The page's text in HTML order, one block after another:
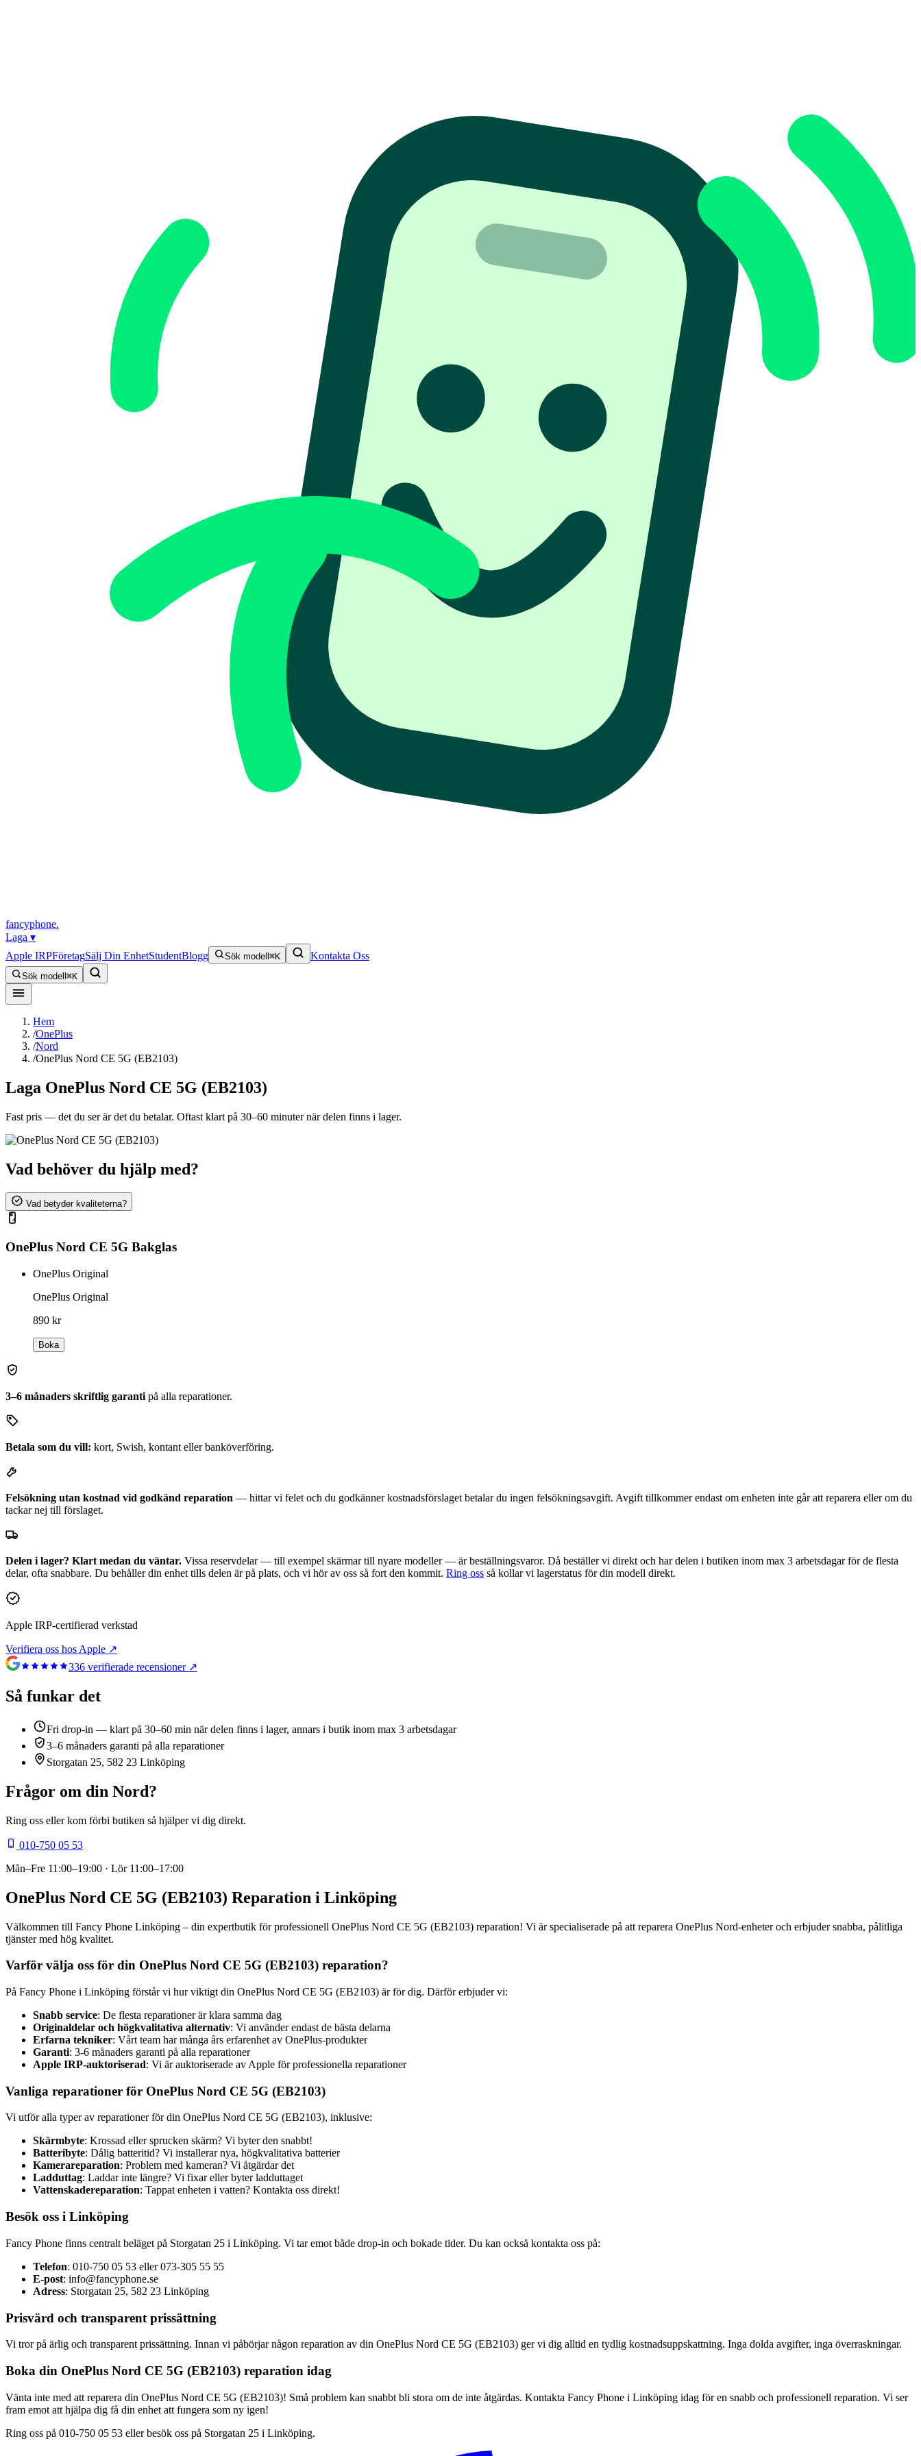
fancyphone.
Laga ▾
Apple IRPFöretagSälj Din EnhetStudentBlogg Sök modell ⌘K Kontakta Oss
Sök modell ⌘K
Hem
/OnePlus
/Nord
/OnePlus Nord CE 5G (EB2103)
Laga OnePlus Nord CE 5G (EB2103)
Fast pris — det du ser är det du betalar. Oftast klart på 30–60 minuter när delen finns i lager.
Vad behöver du hjälp med?
Vad betyder kvaliteterna?
OnePlus Nord CE 5G Bakglas
OnePlus Original
OnePlus Original
890 kr
Boka
3–6 månaders skriftlig garanti på alla reparationer.
Betala som du vill: kort, Swish, kontant eller banköverföring.
Felsökning utan kostnad vid godkänd reparation — hittar vi felet och du godkänner kostnadsförslaget betalar du ingen felsökningsavgift. Avgift tillkommer endast om enheten inte går att reparera eller om du
tackar nej till förslaget.
Delen i lager? Klart medan du väntar. Vissa reservdelar — till exempel skärmar till nyare modeller — är beställningsvaror. Då beställer vi direkt och har delen i butiken inom max 3 arbetsdagar för de flesta
delar, ofta snabbare. Du behåller din enhet tills delen är på plats, och vi hör av oss så fort den kommit. Ring oss så kollar vi lagerstatus för din modell direkt.
Apple IRP-certifierad verkstad
Verifiera oss hos Apple ↗
336 verifierade recensioner ↗
Så funkar det
Fri drop-in — klart på 30–60 min när delen finns i lager, annars i butik inom max 3 arbetsdagar
3–6 månaders garanti på alla reparationer
Storgatan 25, 582 23 Linköping
Frågor om din Nord?
Ring oss eller kom förbi butiken så hjälper vi dig direkt.
010-750 05 53
Mån–Fre 11:00–19:00 · Lör 11:00–17:00
OnePlus Nord CE 5G (EB2103) Reparation i Linköping
Välkommen till Fancy Phone Linköping – din expertbutik för professionell OnePlus Nord CE 5G (EB2103) reparation! Vi är specialiserade på att reparera OnePlus Nord-enheter och erbjuder snabba, pålitliga
tjänster med hög kvalitet.
Varför välja oss för din OnePlus Nord CE 5G (EB2103) reparation?
På Fancy Phone i Linköping förstår vi hur viktigt din OnePlus Nord CE 5G (EB2103) är för dig. Därför erbjuder vi:
Snabb service: De flesta reparationer är klara samma dag
Originaldelar och högkvalitativa alternativ: Vi använder endast de bästa delarna
Erfarna tekniker: Vårt team har många års erfarenhet av OnePlus-produkter
Garanti: 3-6 månaders garanti på alla reparationer
Apple IRP-auktoriserad: Vi är auktoriserade av Apple för professionella reparationer
Vanliga reparationer för OnePlus Nord CE 5G (EB2103)
Vi utför alla typer av reparationer för din OnePlus Nord CE 5G (EB2103), inklusive:
Skärmbyte: Krossad eller sprucken skärm? Vi byter den snabbt!
Batteribyte: Dålig batteritid? Vi installerar nya, högkvalitativa batterier
Kamerareparation: Problem med kameran? Vi åtgärdar det
Ladduttag: Laddar inte längre? Vi fixar eller byter ladduttaget
Vattenskadereparation: Tappat enheten i vatten? Kontakta oss direkt!
Besök oss i Linköping
Fancy Phone finns centralt beläget på Storgatan 25 i Linköping. Vi tar emot både drop-in och bokade tider. Du kan också kontakta oss på:
Telefon: 010-750 05 53 eller 073-305 55 55
E-post: info@fancyphone.se
Adress: Storgatan 25, 582 23 Linköping
Prisvärd och transparent prissättning
Vi tror på ärlig och transparent prissättning. Innan vi påbörjar någon reparation av din OnePlus Nord CE 5G (EB2103) ger vi dig alltid en tydlig kostnadsuppskattning. Inga dolda avgifter, inga överraskningar.
Boka din OnePlus Nord CE 5G (EB2103) reparation idag
Vänta inte med att reparera din OnePlus Nord CE 5G (EB2103)! Små problem kan snabbt bli stora om de inte åtgärdas. Kontakta Fancy Phone i Linköping idag för en snabb och professionell reparation. Vi ser
fram emot att hjälpa dig få din enhet att fungera som ny igen!
Ring oss på 010-750 05 53 eller besök oss på Storgatan 25 i Linköping.